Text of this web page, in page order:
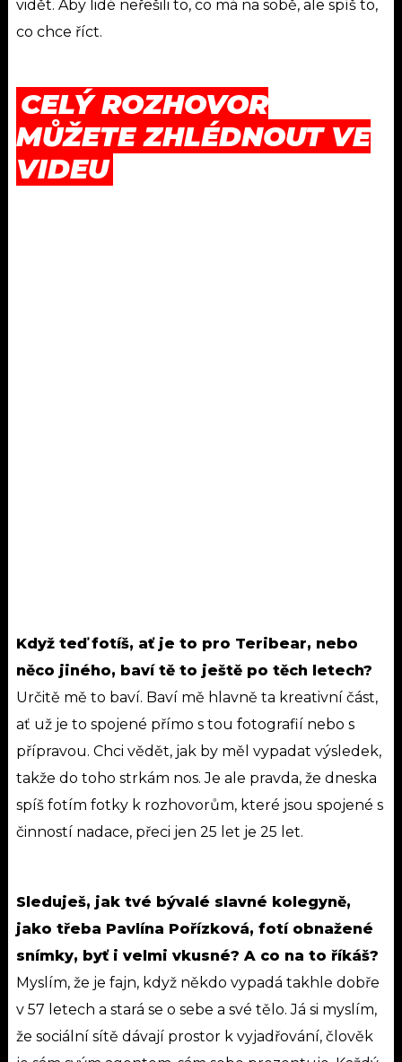
vidět. Aby lidé neřešili to, co má na sobě, ale spíš to,
co chce říct.
CELÝ ROZHOVOR
MŮŽETE ZHLÉDNOUT VE
VIDEU
Když teď fotíš, ať je to pro Teribear, nebo
něco jiného, baví tě to ještě po těch letech?
Určitě mě to baví. Baví mě hlavně ta kreativní část,
ať už je to spojené přímo s tou fotografií nebo s
přípravou. Chci vědět, jak by měl vypadat výsledek,
takže do toho strkám nos. Je ale pravda, že dneska
spíš fotím fotky k rozhovorům, které jsou spojené s
činností nadace, přeci jen 25 let je 25 let.
Sleduješ, jak tvé bývalé slavné kolegyně,
jako třeba Pavlína Pořízková, fotí obnažené
snímky, byť i velmi vkusné? A co na to říkáš?
Myslím, že je fajn, když někdo vypadá takhle dobře
v 57 letech a stará se o sebe a své tělo. Já si myslím,
že sociální sítě dávají prostor k vyjadřování, člověk